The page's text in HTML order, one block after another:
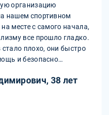
организацию
нашем спортивном
месте с самого начала,
все прошло гладко.
плохо, они быстро
и безопасно
этим ребятам мы были
38 лет